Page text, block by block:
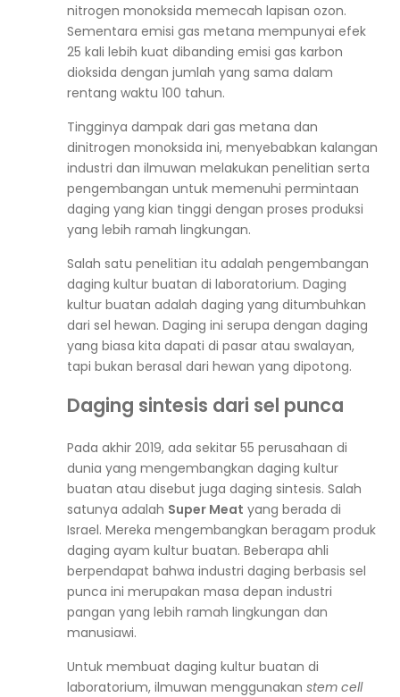
nitrogen monoksida memecah lapisan ozon.
Sementara emisi gas metana mempunyai efek
25 kali lebih kuat dibanding emisi gas karbon
dioksida dengan jumlah yang sama dalam
rentang waktu 100 tahun.
Tingginya dampak dari gas metana dan
dinitrogen monoksida ini, menyebabkan kalangan
industri dan ilmuwan melakukan penelitian serta
pengembangan untuk memenuhi permintaan
daging yang kian tinggi dengan proses produksi
yang lebih ramah lingkungan.
Salah satu penelitian itu adalah pengembangan
daging kultur buatan di laboratorium. Daging
kultur buatan adalah daging yang ditumbuhkan
dari sel hewan. Daging ini serupa dengan daging
yang biasa kita dapati di pasar atau swalayan,
tapi bukan berasal dari hewan yang dipotong.
Daging sintesis dari sel punca
Pada akhir 2019, ada sekitar 55 perusahaan di
dunia yang mengembangkan daging kultur
buatan atau disebut juga daging sintesis. Salah
satunya adalah Super Meat yang berada di
Israel. Mereka mengembangkan beragam produk
daging ayam kultur buatan. Beberapa ahli
berpendapat bahwa industri daging berbasis sel
punca ini merupakan masa depan industri
pangan yang lebih ramah lingkungan dan
manusiawi.
Untuk membuat daging kultur buatan di
laboratorium, ilmuwan menggunakan stem cell